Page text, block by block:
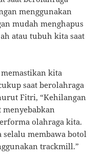
menggunakan
mudah menghapus
atau tubuh kita saat
kita
saat berolahraga
Fitri, “Kehilangan
menyebabkan
olahraga kita.
membawa botol
trackmill.”